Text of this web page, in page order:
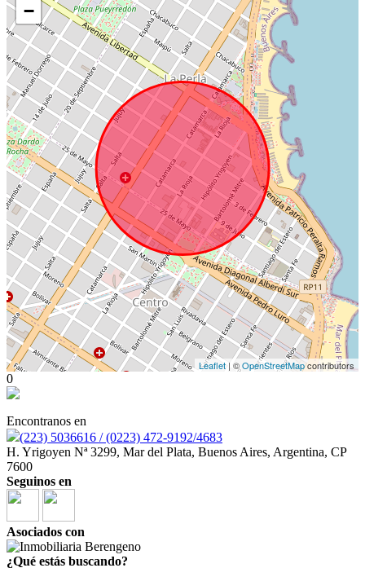
−
Leaflet | ©OpenStreetMapcontributors
0
Encontranos en
(223) 5036616 / (0223) 472-9192/4683
H. Yrigoyen Nª 3299, Mar del Plata, Buenos Aires, Argentina, CP
7600
Seguinos en
Asociados con
¿Qué estás buscando?